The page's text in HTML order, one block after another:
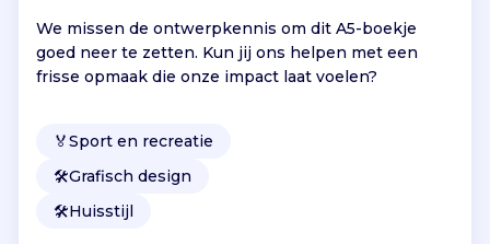
We missen de ontwerpkennis om dit A5-boekje
goed neer te zetten. Kun jij ons helpen met een
frisse opmaak die onze impact laat voelen?
🏅Sport en recreatie
🛠️Grafisch design
🛠️Huisstijl